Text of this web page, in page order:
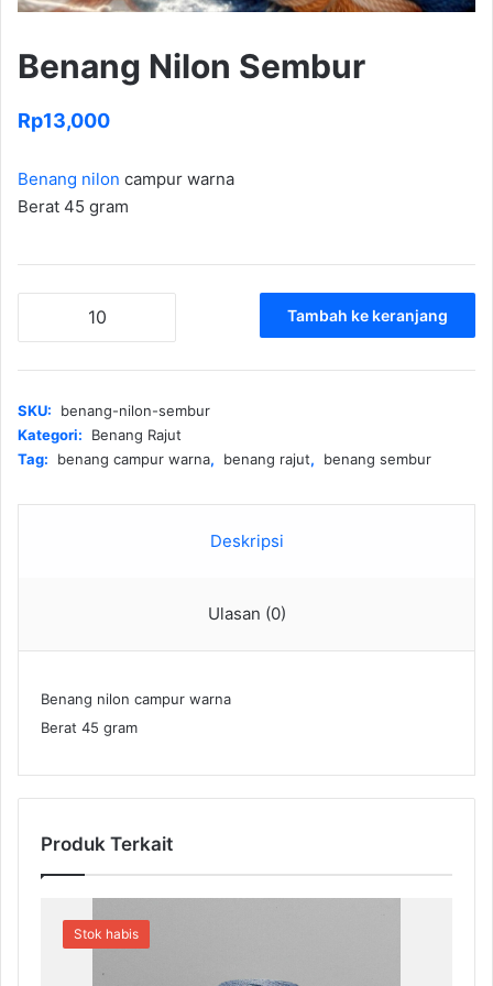
Benang Nilon Sembur
Rp13,000
Benang nilon campur warna
Berat 45 gram
Sembur
Tambah ke keranjang
SKU:
benang-nilon-sembur
Kategori:
Benang Rajut
Tag:
benang campur warna, benang rajut, benang sembur
Deskripsi
Ulasan (0)
Benang nilon campur warna
Berat 45 gram
Produk Terkait
Stok habis